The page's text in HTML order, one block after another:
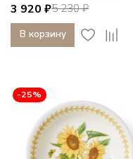
5 230 ₽
3 920 ₽
В корзину
-25%